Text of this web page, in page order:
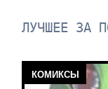
ЛУЧШЕЕ ЗА
КОМИКСЫ